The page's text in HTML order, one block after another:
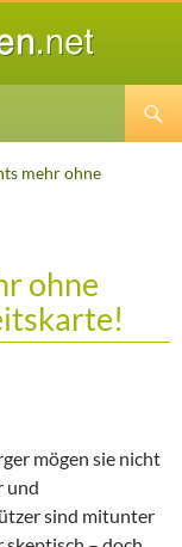
mehr ohne
ohne
mögen sie nicht
und
sind mitunter